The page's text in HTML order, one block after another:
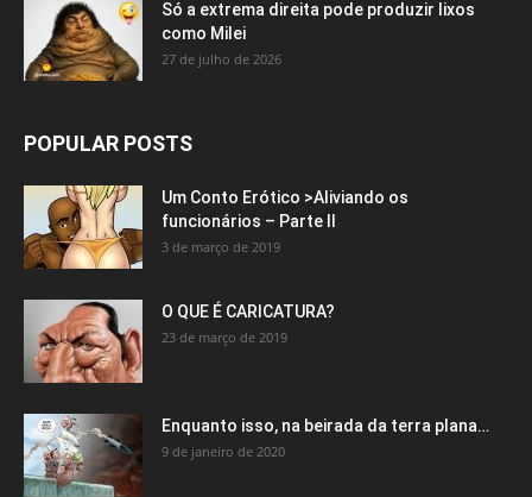
Só a extrema direita pode produzir lixos
como Milei
27 de julho de 2026
POPULAR POSTS
Um Conto Erótico >Aliviando os
funcionários – Parte II
3 de março de 2019
O QUE É CARICATURA?
23 de março de 2019
Enquanto isso, na beirada da terra plana…
9 de janeiro de 2020